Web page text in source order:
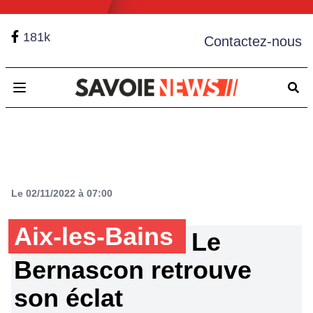
181k Contactez-nous
Open main menu
Le 02/11/2022 à 07:00
Aix-les-Bains
Le
Bernascon retrouve
son éclat